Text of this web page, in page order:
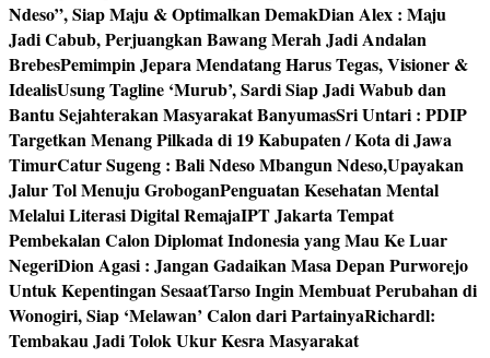
Ndeso”, Siap Maju & Optimalkan DemakDian Alex : Maju
Jadi Cabub, Perjuangkan Bawang Merah Jadi Andalan
BrebesPemimpin Jepara Mendatang Harus Tegas, Visioner &
IdealisUsung Tagline ‘Murub’, Sardi Siap Jadi Wabub dan
Bantu Sejahterakan Masyarakat BanyumasSri Untari : PDIP
Targetkan Menang Pilkada di 19 Kabupaten / Kota di Jawa
TimurCatur Sugeng : Bali Ndeso Mbangun Ndeso,Upayakan
Jalur Tol Menuju GroboganPenguatan Kesehatan Mental
Melalui Literasi Digital RemajaIPT Jakarta Tempat
Pembekalan Calon Diplomat Indonesia yang Mau Ke Luar
NegeriDion Agasi : Jangan Gadaikan Masa Depan Purworejo
Untuk Kepentingan SesaatTarso Ingin Membuat Perubahan di
Wonogiri, Siap ‘Melawan’ Calon dari PartainyaRichardl:
Tembakau Jadi Tolok Ukur Kesra Masyarakat